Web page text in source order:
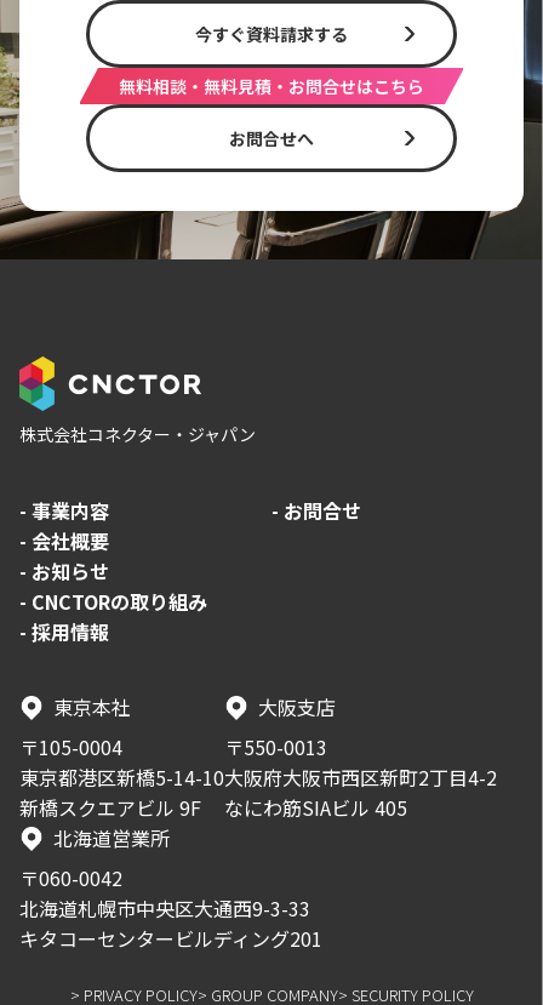
今すぐ資料請求する
無料相談・無料見積・お問合せはこちら
お問合せへ
株式会社コネクター・ジャパン
東京本社
〒105-0004
東京都港区新橋5-14-10
新橋スクエアビル 9F
大阪支店
〒550-0013
大阪府大阪市西区新町2丁目4-2
なにわ筋SIAビル 405
北海道営業所
〒060-0042
北海道札幌市中央区大通西9-3-33
キタコーセンタービルディング201
- 事業内容
- 会社概要
- お知らせ
- CNCTORの取り組み
- 採用情報
- お問合せ
> PRIVACY POLICY> GROUP COMPANY> SECURITY POLICY